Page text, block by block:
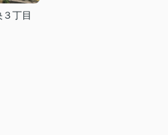
丁目